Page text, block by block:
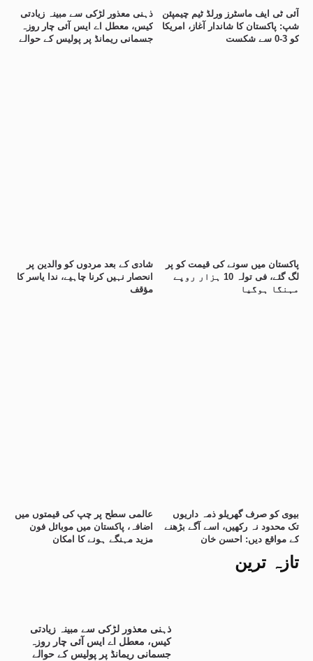
تازہ ترین
ذہنی معذور لڑکی سے مبینہ زیادتی
کیس، معطل اے ایس آئی چار روزہ
جسمانی ریمانڈ پر پولیس کے حوالے
ذہنی معذور لڑکی سے مبینہ زیادتی
کیس، معطل اے ایس آئی چار روزہ
جسمانی ریمانڈ پر پولیس کے حوالے
آئی ٹی ایف ماسٹرز ورلڈ ٹیم چیمپئن
شپ: پاکستان کا شاندار آغاز، امریکا
کو 3-0 سے شکست
شادی کے بعد مردوں کو والدین پر
انحصار نہیں کرنا چاہیے، ندا یاسر کا
مؤقف
پاکستان میں سونے کی قیمت کو پر
لگ گئے، فی تولہ 10 ہزار روپے
مہنگا ہوگیا
عالمی سطح پر چپ کی قیمتوں میں
اضافہ، پاکستان میں موبائل فون
مزید مہنگے ہونے کا امکان
بیوی کو صرف گھریلو ذمہ داریوں
تک محدود نہ رکھیں، اسے آگے بڑھنے
کے مواقع دیں: احسن خان